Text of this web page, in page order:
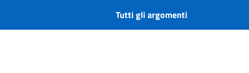
Tutti gli argomenti